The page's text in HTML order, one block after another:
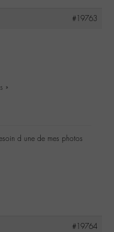
#19763
»
d une de mes photos
#19764